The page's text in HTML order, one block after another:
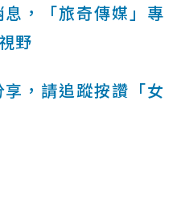
，「旅奇傳媒」專
野
，請追蹤按讚「女